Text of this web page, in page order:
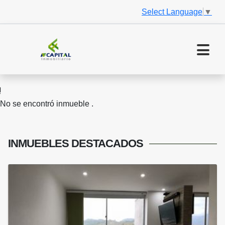
Select Language ▼
No se encontró inmueble .
INMUEBLES DESTACADOS